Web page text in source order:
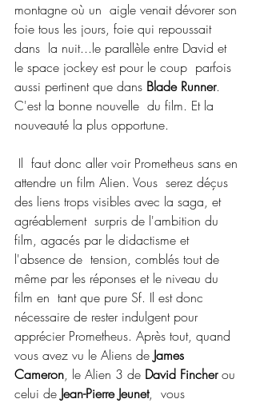
montagne où un  aigle venait dévorer son
foie tous les jours, foie qui repoussait
dans  la nuit...le parallèle entre David et
le space jockey est pour le coup  parfois
aussi pertinent que dans Blade Runner.
C'est la bonne nouvelle  du film. Et la
nouveauté la plus opportune.
attendre un film Alien. Vous  serez déçus
des liens trops visibles avec la saga, et
agréablement  surpris de l'ambition du
film, agacés par le didactisme et
l'absence de  tension, comblés tout de
même par les réponses et le niveau du
film en  tant que pure Sf. Il est donc
nécessaire de rester indulgent pour
apprécier Prometheus. Après tout, quand
vous avez vu le Aliens de James
Cameron, le Alien 3 de David Fincher ou
celui de Jean-Pierre Jeunet,  vous